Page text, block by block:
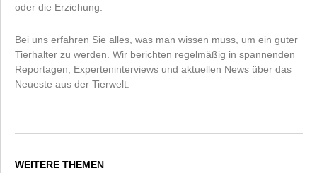
oder die Erziehung.
Bei uns erfahren Sie alles, was man wissen muss, um ein guter
Tierhalter zu werden. Wir berichten regelmäßig in spannenden
Reportagen, Experteninterviews und aktuellen News über das
Neueste aus der Tierwelt.
WEITERE THEMEN